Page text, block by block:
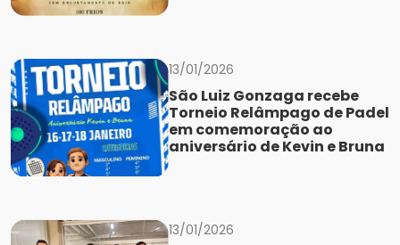
13/01/2026
São Luiz Gonzaga recebe
Torneio Relâmpago de Padel
em comemoração ao
aniversário de Kevin e Bruna
13/01/2026